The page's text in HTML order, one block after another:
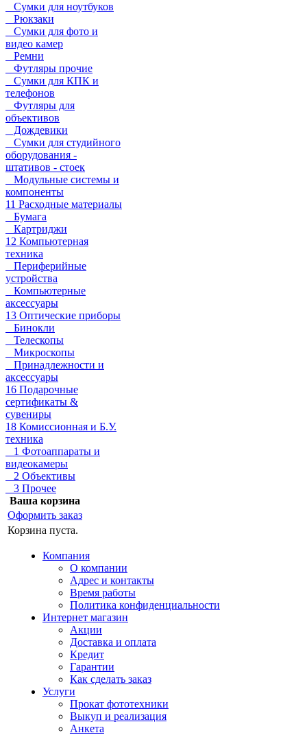
Сумки для ноутбуков
Рюкзаки
Сумки для фото и
видео камер
Ремни
Футляры прочие
Сумки для КПК и
телефонов
Футляры для
объективов
Дождевики
Сумки для студийного
оборудования -
штативов - стоек
Модульные системы и
компоненты
11 Расходные материалы
Бумага
Картриджи
12 Компьютерная
техника
Периферийные
устройства
Компьютерные
аксессуары
13 Оптические приборы
Бинокли
Телескопы
Микроскопы
Принадлежности и
аксессуары
16 Подарочные
сертификаты &
сувениры
18 Комиссионная и Б.У.
техника
1 Фотоаппараты и
видеокамеры
2 Объективы
3 Прочее
Ваша корзина
Оформить заказ
Корзина пуста.
Компания
О компании
Адрес и контакты
Время работы
Политика конфиденциальности
Интернет магазин
Акции
Доставка и оплата
Кредит
Гарантии
Как сделать заказ
Услуги
Прокат фототехники
Выкуп и реализация
Анкета